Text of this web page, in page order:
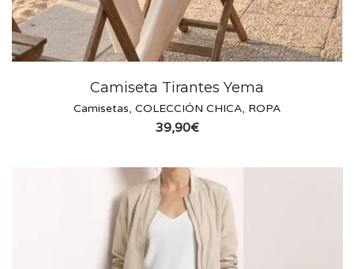
Camiseta Tirantes Yema
Camisetas, COLECCIÓN CHICA, ROPA
39,90€